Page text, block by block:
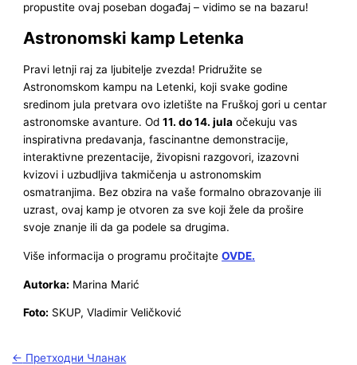
propustite ovaj poseban događaj – vidimo se na bazaru!
Astronomski kamp Letenka
Pravi letnji raj za ljubitelje zvezda! Pridružite se
Astronomskom kampu na Letenki, koji svake godine
sredinom jula pretvara ovo izletište na Fruškoj gori u centar
astronomske avanture. Od11. do 14. jula očekuju vas
inspirativna predavanja, fascinantne demonstracije,
interaktivne prezentacije, živopisni razgovori, izazovni
kvizovi i uzbudljiva takmičenja u astronomskim
osmatranjima. Bez obzira na vaše formalno obrazovanje ili
uzrast, ovaj kamp je otvoren za sve koji žele da prošire
svoje znanje ili da ga podele sa drugima.
Više informacija o programu pročitajteOVDE.
Autorka: Marina Marić
Foto: SKUP, Vladimir Veličković
← Претходни Чланак